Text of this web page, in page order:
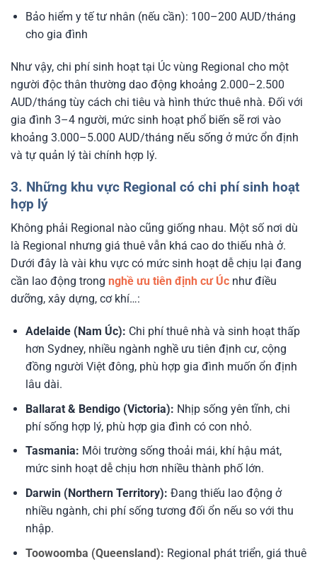
Bảo hiểm y tế tư nhân (nếu cần): 100–200 AUD/tháng
cho gia đình
Như vậy, chi phí sinh hoạt tại Úc vùng Regional cho một
người độc thân thường dao động khoảng 2.000–2.500
AUD/tháng tùy cách chi tiêu và hình thức thuê nhà. Đối với
gia đình 3–4 người, mức sinh hoạt phổ biến sẽ rơi vào
khoảng 3.000–5.000 AUD/tháng nếu sống ở mức ổn định
và tự quản lý tài chính hợp lý.
3. Những khu vực Regional có chi phí sinh hoạt
hợp lý
Không phải Regional nào cũng giống nhau. Một số nơi dù
là Regional nhưng giá thuê vẫn khá cao do thiếu nhà ở.
Dưới đây là vài khu vực có mức sinh hoạt dễ chịu lại đang
cần lao động trong nghề ưu tiên định cư Úc như điều
dưỡng, xây dựng, cơ khí…:
Adelaide (Nam Úc): Chi phí thuê nhà và sinh hoạt thấp
hơn Sydney, nhiều ngành nghề ưu tiên định cư, cộng
đồng người Việt đông, phù hợp gia đình muốn ổn định
lâu dài.
Ballarat & Bendigo (Victoria): Nhịp sống yên tĩnh, chi
phí sống hợp lý, phù hợp gia đình có con nhỏ.
Tasmania: Môi trường sống thoải mái, khí hậu mát,
mức sinh hoạt dễ chịu hơn nhiều thành phố lớn.
Darwin (Northern Territory): Đang thiếu lao động ở
nhiều ngành, chi phí sống tương đối ổn nếu so với thu
nhập.
Toowoomba (Queensland): Regional phát triển, giá thuê